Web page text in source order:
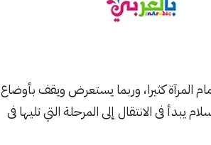
المرآة كثيرا، وربما يستعرض ويقف بأوضاع
فى الانتقال إلى المرحلة التي تليها فى